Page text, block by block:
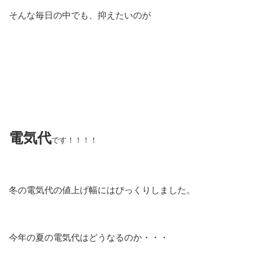
そんな毎日の中でも、抑えたいのが
電気代です！！！！
冬の電気代の値上げ幅にはびっくりしました。
今年の夏の電気代はどうなるのか・・・